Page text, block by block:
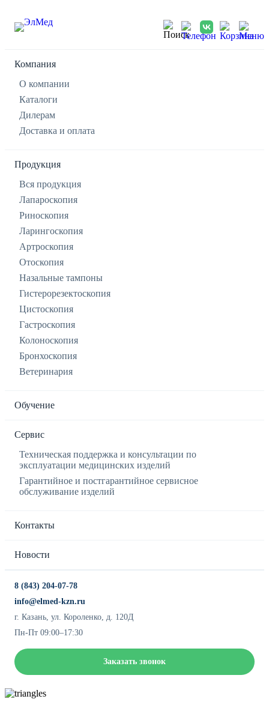
Компания
О компании
Каталоги
Дилерам
Доставка и оплата
Продукция
Вся продукция
Лапароскопия
Риноскопия
Ларингоскопия
Артроскопия
Отоскопия
Назальные тампоны
Гистерорезектоскопия
Цистоскопия
Гастроскопия
Колоноскопия
Бронхоскопия
Ветеринария
Обучение
Сервис
Техническая поддержка и консультации по
эксплуатации медицинских изделий
Гарантийное и постгарантийное сервисное
обслуживание изделий
Контакты
Новости
8 (843) 204-07-78
info@elmed-kzn.ru
г. Казань, ул. Короленко, д. 120Д
Пн-Пт 09:00–17:30
Заказать звонок